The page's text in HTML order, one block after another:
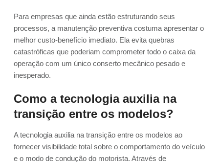
Para empresas que ainda estão estruturando seus
processos, a manutenção preventiva costuma apresentar o
melhor custo-benefício imediato. Ela evita quebras
catastróficas que poderiam comprometer todo o caixa da
operação com um único conserto mecânico pesado e
inesperado.
Como a tecnologia auxilia na
transição entre os modelos?
A tecnologia auxilia na transição entre os modelos ao
fornecer visibilidade total sobre o comportamento do veículo
e o modo de condução do motorista. Através de